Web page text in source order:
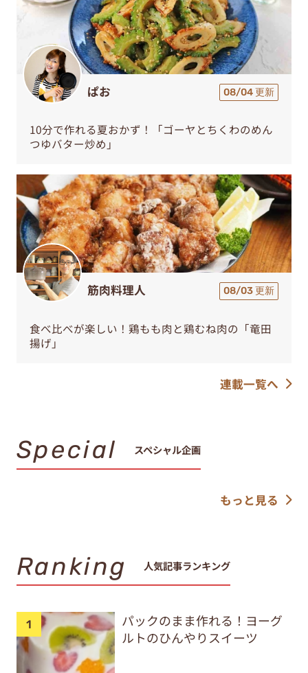
ぱお 08/04 更新
10分で作れる夏おかず！「ゴーヤとちくわのめん
つゆバター炒め」
筋肉料理人 08/03 更新
食べ比べが楽しい！鶏もも肉と鶏むね肉の「竜田
揚げ」
連載一覧へ
Special スペシャル企画
もっと見る
Ranking 人気記事ランキング
パックのまま作れる！ヨーグ
ルトのひんやりスイーツ